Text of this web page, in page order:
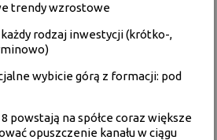
trendy wzrostowe
każdy rodzaj inwestycji (krótko-,
wybicie górą z formacji: pod
powstają na spółce coraz większe
opuszczenie kanału w ciągu